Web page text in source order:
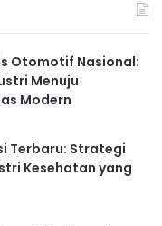
Otomotif Nasional:
Menuju
Modern
Terbaru: Strategi
Kesehatan yang